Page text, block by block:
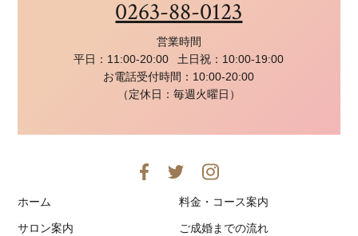
0263-88-0123
営業時間
平日：11:00-20:00
土日祝：10:00-19:00
お電話受付時間：10:00-20:00
（定休日：毎週火曜日）
ホーム 料金・コース案内
サロン案内 ご成婚までの流れ